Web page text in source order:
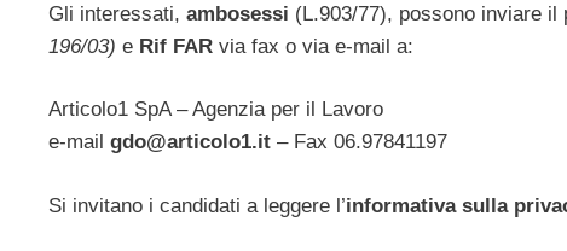
Gli interessati, ambosessi (L.903/77), possono inviare il
196/03) e Rif FAR via fax o via e-mail a:
Articolo1 SpA – Agenzia per il Lavoro
e-mail gdo@articolo1.it – Fax 06.97841197
Si invitano i candidati a leggere l’informativa sulla